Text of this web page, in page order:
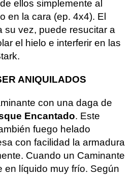
ellos simplemente al
en la cara (ep. 4x4). El
su vez, puede resucitar a
el hielo e interferir en las
ANIQUILADOS
con una daga de
Encantado. Este
fuego helado
con facilidad la armadura
Cuando un Caminante
en líquido muy frío. Según